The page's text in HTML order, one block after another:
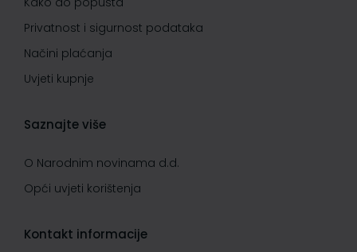
Privatnost i sigurnost podataka
Načini plaćanja
Uvjeti kupnje
Saznajte više
O Narodnim novinama d.d.
Opći uvjeti korištenja
Kontakt informacije